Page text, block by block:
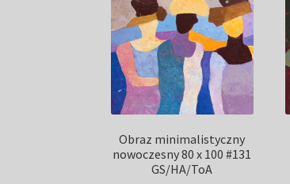
Obraz minimalistyczny
nowoczesny 80 x 100 #131
GS/HA/ToA